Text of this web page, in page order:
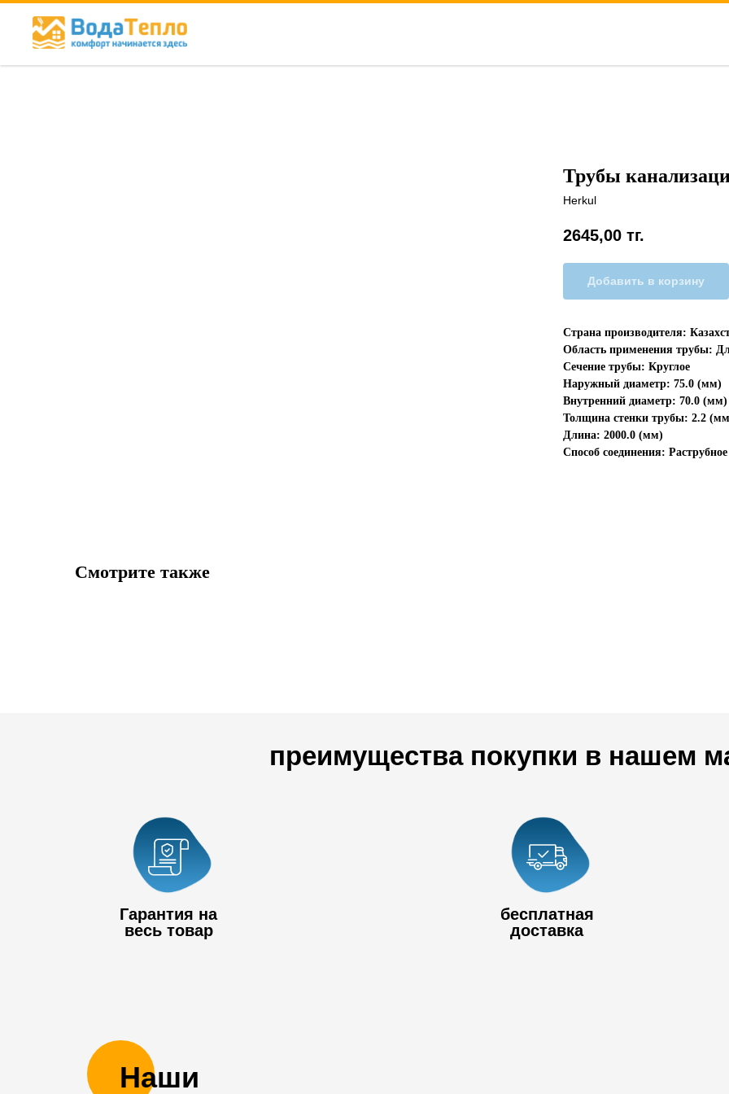
Трубы
Herkul
2645,00 тг.
Добавить в корзину
Страна производителя:
Область применения трубы:
Сечение трубы: Круглое
Наружный диаметр: 75.0 (мм)
Внутренний диаметр: 70.0 (мм)
Толщина стенки трубы: 2.2
Длина: 2000.0 (мм)
Способ соединения: Раструбное
Смотрите также
преимущества покупки в нашем
Гарантия на
весь товар
бесплатная
доставка
Наши
+7 727 390 50
32